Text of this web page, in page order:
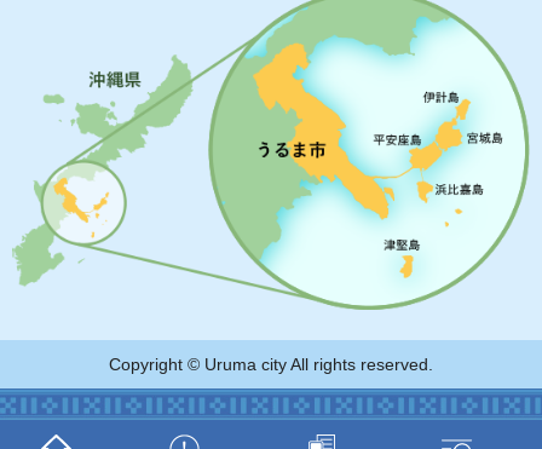
Copyright © Uruma city All rights reserved.